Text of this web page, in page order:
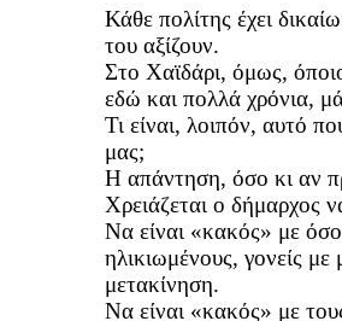
Κάθε πολίτης έχει
του αξίζουν.
Στο Χαϊδάρι, όμως,
εδώ και πολλά χρόνια,
Τι είναι, λοιπόν, αυτό
μας;
Η απάντηση, όσο κι αν
Χρειάζεται ο δήμαρχος
Να είναι «κακός» με
ηλικιωμένους, γονείς
μετακίνηση.
Να είναι «κακός» με